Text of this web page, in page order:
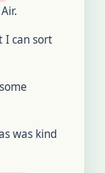
I can sort
was kind